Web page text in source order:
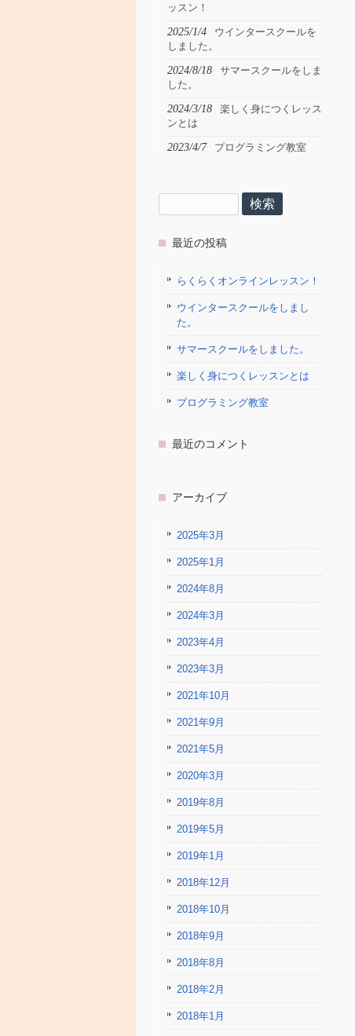
ッスン！
2025/1/4
ウインタースクールを
しました。
2024/8/18
サマースクールをしま
した。
2024/3/18
楽しく身につくレッス
ンとは
2023/4/7 プログラミング教室
索:
最近の投稿
らくらくオンラインレッスン！
ウインタースクールをしまし
た。
サマースクールをしました。
楽しく身につくレッスンとは
プログラミング教室
最近のコメント
アーカイブ
2025年3月
2025年1月
2024年8月
2024年3月
2023年4月
2023年3月
2021年10月
2021年9月
2021年5月
2020年3月
2019年8月
2019年5月
2019年1月
2018年12月
2018年10月
2018年9月
2018年8月
2018年2月
2018年1月